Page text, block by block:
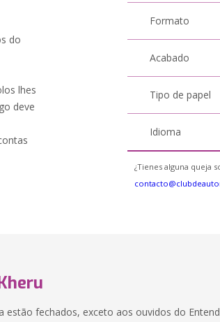
do
lhes
deve
Formato
Acabado
Tipo de papel
Idioma
¿Tienes alguna queja
estão fechados, exceto aos ouvidos do